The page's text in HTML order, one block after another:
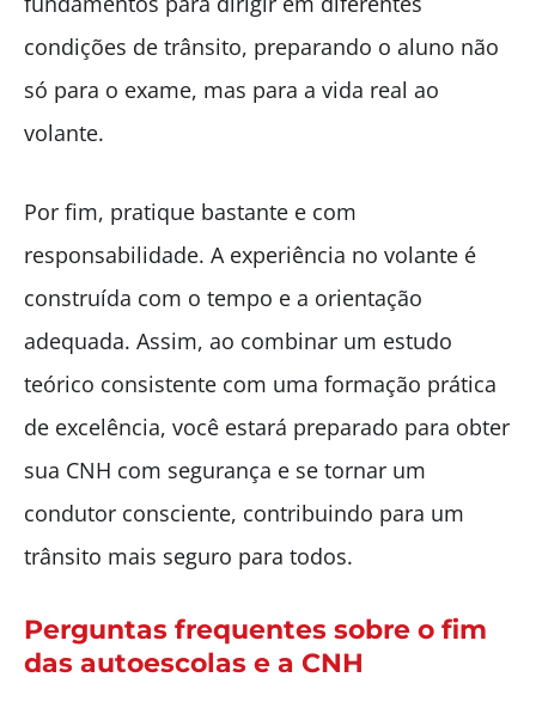
condições de trânsito, preparando o aluno não
só para o exame, mas para a vida real ao
volante.
Por fim, pratique bastante e com
responsabilidade. A experiência no volante é
construída com o tempo e a orientação
adequada. Assim, ao combinar um estudo
teórico consistente com uma formação prática
de excelência, você estará preparado para obter
sua CNH com segurança e se tornar um
condutor consciente, contribuindo para um
trânsito mais seguro para todos.
Perguntas frequentes sobre o fim
das autoescolas e a CNH